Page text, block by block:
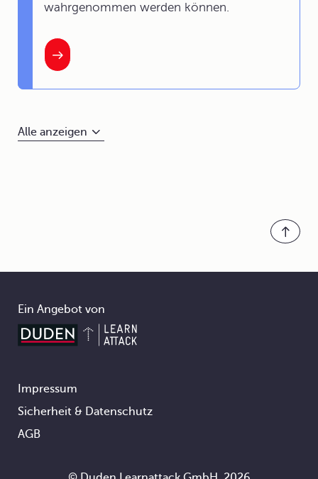
wahrgenommen werden können.
Alle anzeigen
Ein Angebot von
Footer
Impressum
Sicherheit & Datenschutz
AGB